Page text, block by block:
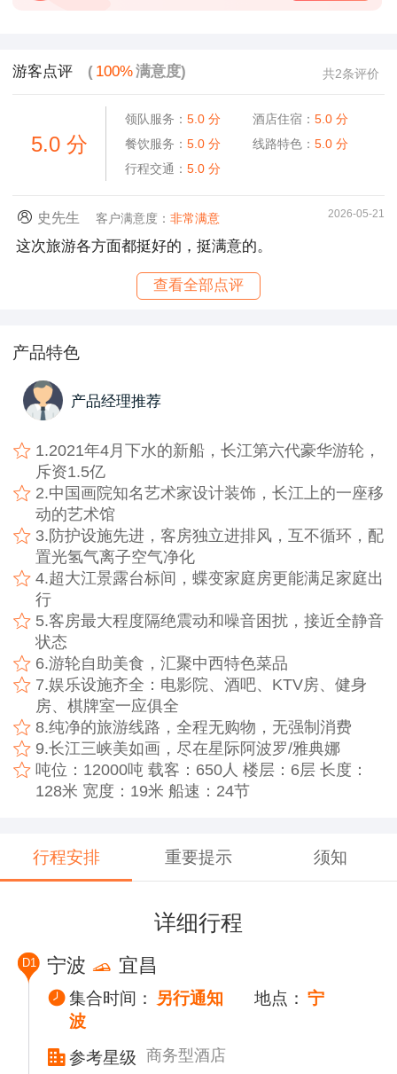
游客点评 ( 100%满意度) 共2条评价
5.0分
领队服务：5.0 分 酒店住宿：5.0 分
餐饮服务：5.0 分 线路特色：5.0 分
行程交通：5.0 分
史先生 客户满意度：非常满意 2026-05-21
这次旅游各方面都挺好的，挺满意的。
查看全部点评
产品特色
产品经理推荐
1.2021年4月下水的新船，长江第六代豪华游轮，
斥资1.5亿
2.中国画院知名艺术家设计装饰，长江上的一座移
动的艺术馆
3.防护设施先进，客房独立进排风，互不循环，配
置光氢气离子空气净化
4.超大江景露台标间，蝶变家庭房更能满足家庭出
行
5.客房最大程度隔绝震动和噪音困扰，接近全静音
状态
6.游轮自助美食，汇聚中西特色菜品
7.娱乐设施齐全：电影院、酒吧、KTV房、健身
房、棋牌室一应俱全
8.纯净的旅游线路，全程无购物，无强制消费
9.长江三峡美如画，尽在星际阿波罗/雅典娜
吨位：12000吨 载客：650人 楼层：6层 长度：
128米 宽度：19米 船速：24节
行程安排 重要提示 须知
详细行程
D1 宁波 宜昌
集合时间： 另行通知 地点： 宁
波
参考星级
商务型酒店